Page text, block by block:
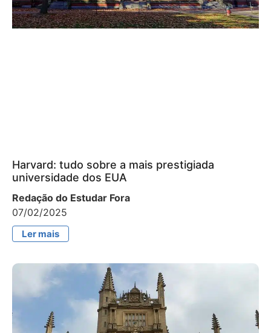
Harvard: tudo sobre a mais prestigiada
universidade dos EUA
Redação do Estudar Fora
07/02/2025
Ler mais